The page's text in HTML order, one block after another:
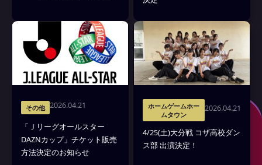
その他 2026.04.21
「Ｊリーグオールスター
DAZNカップ」チケット販売
方法決定のお知らせ
ホームゲームホー
ムタウン
2026.04.21
4/25(土)大分戦 コザ高校ダン
ス部 出演決定！